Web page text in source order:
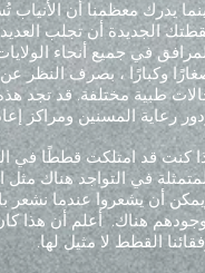
يدرك معظمنا أن الأنياب
الجديدة أن تجلب العديد
في جميع أنحاء
وكبارًا ، بصرف النظر عن
طبية مختلفة. قد تجد
رعاية المسنين ومراكز
كنت قد امتلكت قططًا في
في التواجد هناك
أن يشعروا عندما نشعر
هناك. أعلم أن هذا
القطط لا مثيل لها.